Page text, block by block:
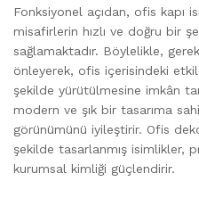
Fonksiyonel açıdan, ofis kapı
misafirlerin hızlı ve doğru bir
sağlamaktadır. Böylelikle,
önleyerek, ofis içerisindeki
şekilde yürütülmesine imkân
modern ve şık bir tasarıma
görünümünü iyileştirir. Ofis
şekilde tasarlanmış isimlikler,
kurumsal kimliği güçlendirir.